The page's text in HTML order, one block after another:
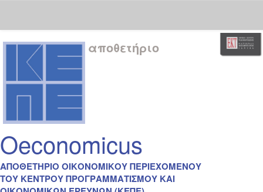
Skip
navigation
αποθετήριο
Oeconomicus
ΑΠΟΘΕΤΗΡΙΟ ΟΙΚΟΝΟΜΙΚΟΥ ΠΕΡΙΕΧΟΜΕΝΟΥ
ΤΟΥ ΚΕΝΤΡΟΥ ΠΡΟΓΡΑΜΜΑΤΙΣΜΟΥ ΚΑΙ